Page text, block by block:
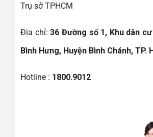
Trụ sở TPHCM
Địa chỉ:36 Đường số 1, Khu dân
Bình Hưng, Huyện Bình Chánh, TP.
Hotline : 1800.9012